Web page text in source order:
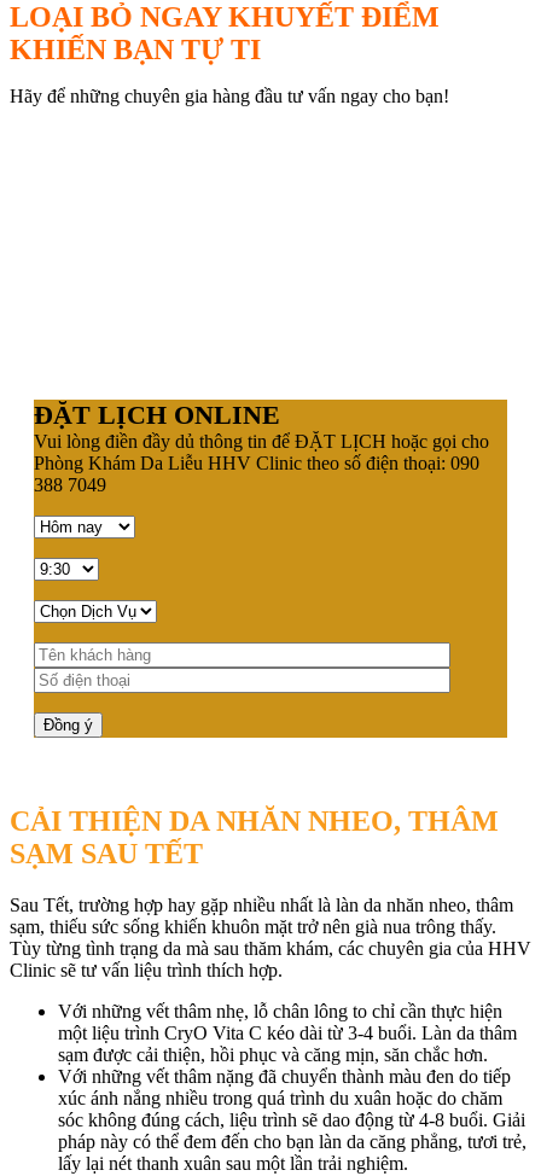
LOẠI BỎ NGAY KHUYẾT ĐIỂM
KHIẾN BẠN TỰ TI
Hãy để những chuyên gia hàng đầu tư vấn ngay cho bạn!
ĐẶT LỊCH ONLINE
Vui lòng điền đầy dủ thông tin để ĐẶT LỊCH hoặc gọi cho
Phòng Khám Da Liễu HHV Clinic theo số điện thoại: 090
388 7049
CẢI THIỆN DA NHĂN NHEO, THÂM
SẠM SAU TẾT
Sau Tết, trường hợp hay gặp nhiều nhất là làn da nhăn nheo, thâm
sạm, thiếu sức sống khiến khuôn mặt trở nên già nua trông thấy.
Tùy từng tình trạng da mà sau thăm khám, các chuyên gia của HHV
Clinic sẽ tư vấn liệu trình thích hợp.
Với những vết thâm nhẹ, lỗ chân lông to chỉ cần thực hiện
một liệu trình CryO Vita C kéo dài từ 3-4 buổi. Làn da thâm
sạm được cải thiện, hồi phục và căng mịn, săn chắc hơn.
Với những vết thâm nặng đã chuyển thành màu đen do tiếp
xúc ánh nắng nhiều trong quá trình du xuân hoặc do chăm
sóc không đúng cách, liệu trình sẽ dao động từ 4-8 buổi. Giải
pháp này có thể đem đến cho bạn làn da căng phẳng, tươi trẻ,
lấy lại nét thanh xuân sau một lần trải nghiệm.